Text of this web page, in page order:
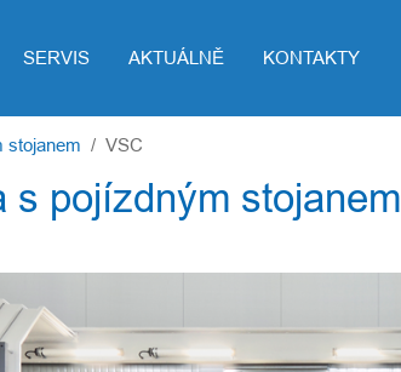
SERVIS AKTUÁLNĚ KONTAKTY
stojanem VSC
pojízdným stojanem